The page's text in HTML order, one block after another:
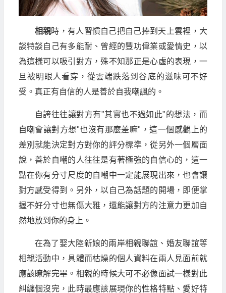
相親時，有人習慣自己把自己捧到天上雲裡，大
談特談自己有多能耐、曾經的豐功偉業或愛情史，以
為這樣可以吸引對方，殊不知那正是心虛的表現，一
旦被明眼人看穿，從雲端跌落到谷底的滋味可不好
受。真正有自信的人是善於自我嘲諷的。
自誇往往讓對方有"其實也不過如此"的想法，而
自嘲會讓對方想"也沒有那麼差嘛"，這一個感觀上的
差別就能決定對方對你的評分標準，從另外一個層面
說，善於自嘲的人往往是有著極強的自信心的，這一
點在你有分寸尺度的自嘲中一定能展現出來，也會讓
對方感受得到。另外，以自己為話題的開場，即便掌
握不好分寸也無傷大雅，還能讓對方的注意力更加自
然地放到你的身上。
在為了娶大陸新娘的兩岸相親聯誼、婚友聯誼等
相親活動中，具體而枯燥的個人資料在兩人見面前就
應該瞭解完畢。相親的時候大可不必像面試一樣對此
糾纏個沒完，此時最應該展現你的性格特點、愛好特